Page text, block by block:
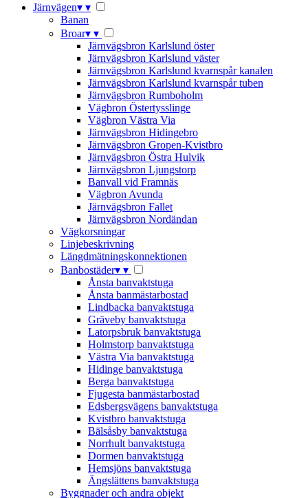
Järnvägen▾ ▾
Banan
Broar▾ ▾
Järnvägsbron Karlslund öster
Järnvägsbron Karlslund väster
Järnvägsbron Karlslund kvarnspår kanalen
Järnvägsbron Karlslund kvarnspår tuben
Järnvägsbron Rumboholm
Vägbron Östertysslinge
Vägbron Västra Via
Järnvägsbron Hidingebro
Järnvägsbron Gropen-Kvistbro
Järnvägsbron Östra Hulvik
Järnvägsbron Ljungstorp
Banvall vid Framnäs
Vägbron Avunda
Järnvägsbron Fallet
Järnvägsbron Nordändan
Vägkorsningar
Linjebeskrivning
Längdmätningskonnektionen
Banbostäder▾ ▾
Ånsta banvaktstuga
Ånsta banmästarbostad
Lindbacka banvaktstuga
Gräveby banvaktstuga
Latorpsbruk banvaktstuga
Holmstorp banvaktstuga
Västra Via banvaktstuga
Hidinge banvaktstuga
Berga banvaktstuga
Fjugesta banmästarbostad
Edsbergsvägens banvaktstuga
Kvistbro banvaktstuga
Bälsåsby banvaktstuga
Norrhult banvaktstuga
Dormen banvaktstuga
Hemsjöns banvaktstuga
Ängslättens banvaktstuga
Byggnader och andra objekt